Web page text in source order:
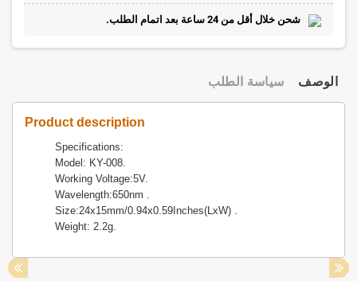
شحن خلال أقل من 24 ساعة بعد اتمام الطلب.
الوصف سياسة الطلب
Product description
Specifications:
Model: KY-008.
Working Voltage:5V.
Wavelength:650nm .
Size:24x15mm/0.94x0.59Inches(LxW) .
Weight: 2.2g.